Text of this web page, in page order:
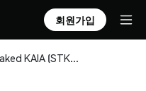
회원가입
Lair Staked KAIA (STKAIA) 안전하게 구매 및 보관